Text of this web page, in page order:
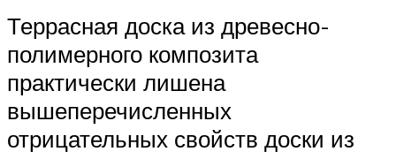
Террасная доска из древесно-
полимерного композита
практически лишена
вышеперечисленных
отрицательных свойств доски из